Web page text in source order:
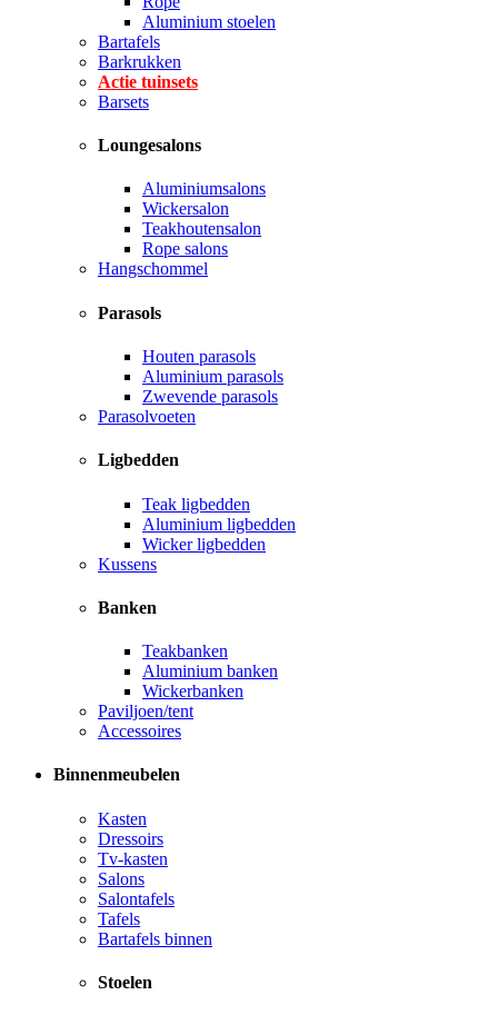
Aluminium stoelen
Bartafels
Barkrukken
Actie tuinsets
Barsets
Loungesalons
Aluminiumsalons
Wickersalon
Teakhoutensalon
Rope salons
Hangschommel
Parasols
Houten parasols
Aluminium parasols
Zwevende parasols
Parasolvoeten
Ligbedden
Teak ligbedden
Aluminium ligbedden
Wicker ligbedden
Kussens
Banken
Teakbanken
Aluminium banken
Wickerbanken
Paviljoen/tent
Accessoires
Binnenmeubelen
Kasten
Dressoirs
Tv-kasten
Salons
Salontafels
Tafels
Bartafels binnen
Stoelen